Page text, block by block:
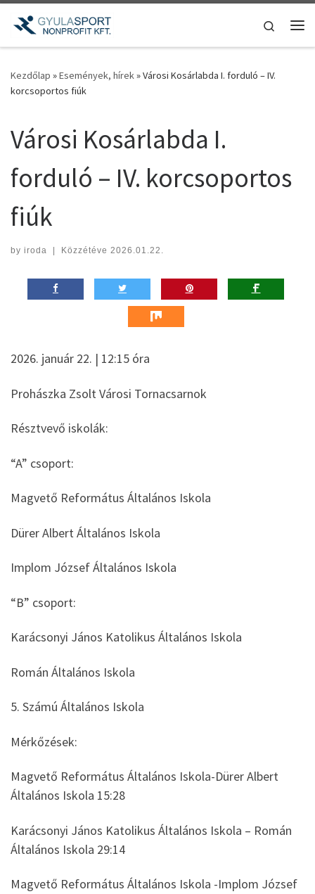
Teljes tartalom megjelenítése
Search
Kezdőlap »Események, hírek»Városi Kosárlabda I. forduló – IV.
korcsoportos fiúk
Városi Kosárlabda I.
forduló – IV. korcsoportos
fiúk
by iroda | Közzétéve 2026.01.22.
2026. január 22. | 12:15 óra
Prohászka Zsolt Városi Tornacsarnok
Résztvevő iskolák:
“A” csoport:
Magvető Református Általános Iskola
Dürer Albert Általános Iskola
Implom József Általános Iskola
“B” csoport:
Karácsonyi János Katolikus Általános Iskola
Román Általános Iskola
5. Számú Általános Iskola
Mérkőzések:
Magvető Református Általános Iskola-Dürer Albert
Általános Iskola 15:28
Karácsonyi János Katolikus Általános Iskola – Román
Általános Iskola 29:14
Magvető Református Általános Iskola -Implom József